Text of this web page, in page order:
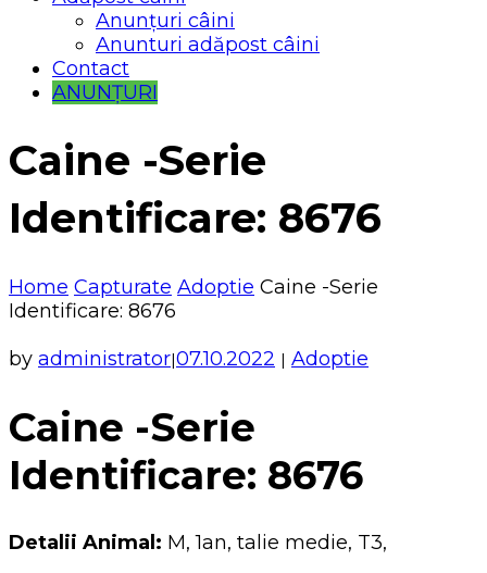
Anunțuri câini
Anunturi adăpost câini
Contact
ANUNȚURI
Caine -Serie
Identificare: 8676
Home Capturate Adoptie Caine -Serie
Identificare: 8676
by administrator|07.10.2022 | Adoptie
Caine -Serie
Identificare: 8676
Detalii Animal: M, 1an, talie medie, T3,